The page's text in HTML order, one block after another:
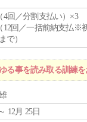
4回／分割支払い）×3
12回／一括前納支払※
で）
る事を読み取る訓練を
12月 25日